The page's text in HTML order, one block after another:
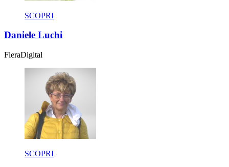
SCOPRI
Daniele Luchi
FieraDigital
SCOPRI